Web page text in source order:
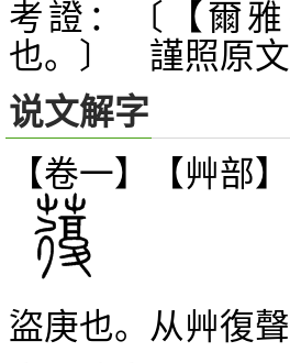
考證：〔【爾
也。〕 謹照原
说文解字
【卷一】【艸部】
盜庚也。从艸復